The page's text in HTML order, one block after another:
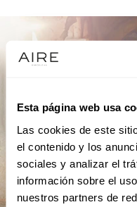
Esta página web usa
Las cookies de este
el contenido y los
sociales y analizar el
información sobre el
nuestros partners de